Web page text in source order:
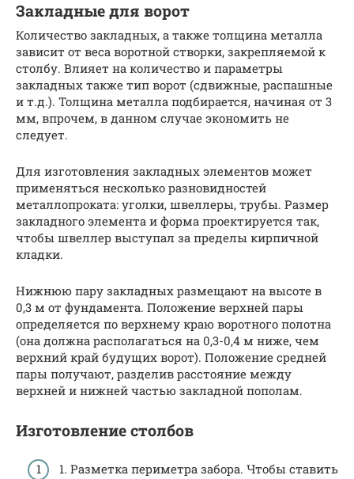
Закладные для ворот
Количество закладных, а также толщина металла
зависит от веса воротной створки, закрепляемой к
столбу. Влияет на количество и параметры
закладных также тип ворот (сдвижные, распашные
и т.д.). Толщина металла подбирается, начиная от 3
мм, впрочем, в данном случае экономить не
следует.
Для изготовления закладных элементов может
применяться несколько разновидностей
металлопроката: уголки, швеллеры, трубы. Размер
закладного элемента и форма проектируется так,
чтобы швеллер выступал за пределы кирпичной
кладки.
Нижнюю пару закладных размещают на высоте в
0,3 м от фундамента. Положение верхней пары
определяется по верхнему краю воротного полотна
(она должна располагаться на 0,3-0,4 м ниже, чем
верхний край будущих ворот). Положение средней
пары получают, разделив расстояние между
верхней и нижней частью закладной пополам.
Изготовление столбов
1. Разметка периметра забора. Чтобы ставить